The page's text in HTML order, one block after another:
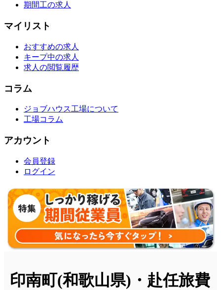
期間工の求人
マイリスト
おすすめの求人
キープ中の求人
求人の閲覧履歴
コラム
ジョブハウス工場について
工場コラム
アカウント
会員登録
ログイン
印南町(和歌山県)・赴任旅費